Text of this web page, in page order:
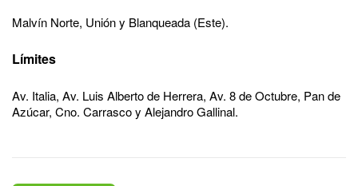
Malvín Norte, Unión y Blanqueada (Este).
Límites
Av. Italia, Av. Luis Alberto de Herrera, Av. 8 de Octubre, Pan de
Azúcar, Cno. Carrasco y Alejandro Gallinal.